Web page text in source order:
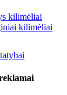
kilimėliai
kilimėliai